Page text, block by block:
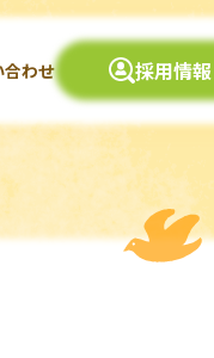
わせ 採用情報